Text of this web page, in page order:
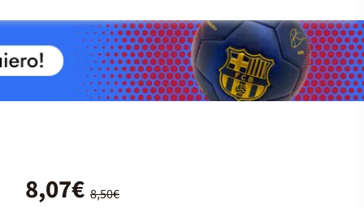
8,50€
8,07€